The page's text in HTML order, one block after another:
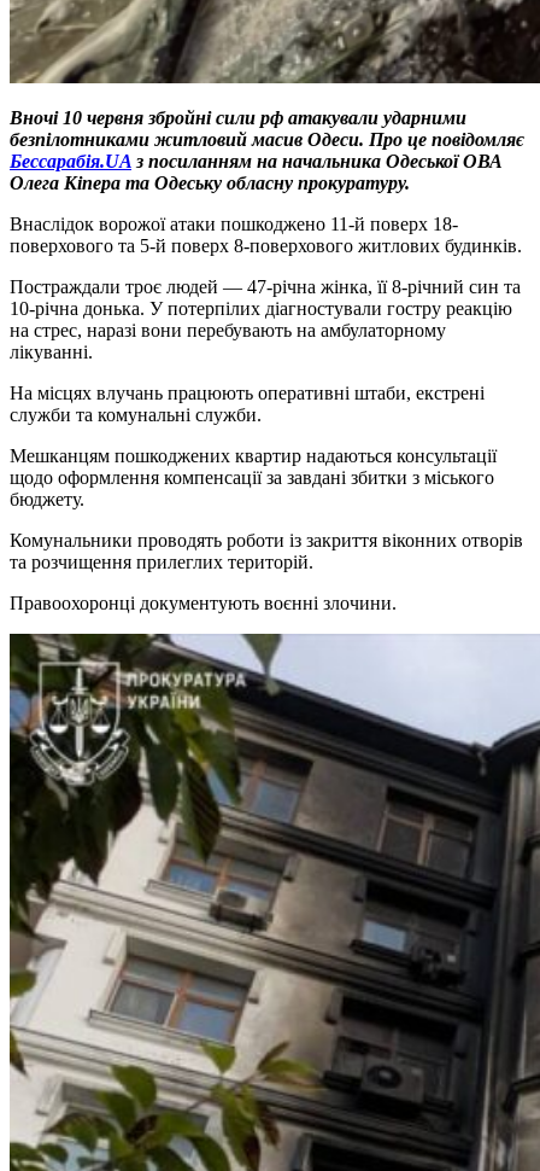
Вночі 10 червня збройні сили рф атакували ударними
безпілотниками житловий масив Одеси. Про це повідомляє
Бессарабія.UA з посиланням на начальника Одеської ОВА
Олега Кіпера та Одеську обласну прокуратуру.
Внаслідок ворожої атаки пошкоджено 11-й поверх 18-
поверхового та 5-й поверх 8-поверхового житлових будинків.
Постраждали троє людей — 47-річна жінка, її 8-річний син та
10-річна донька. У потерпілих діагностували гостру реакцію
на стрес, наразі вони перебувають на амбулаторному
лікуванні.
На місцях влучань працюють оперативні штаби, екстрені
служби та комунальні служби.
Мешканцям пошкоджених квартир надаються консультації
щодо оформлення компенсації за завдані збитки з міського
бюджету.
Комунальники проводять роботи із закриття віконних отворів
та розчищення прилеглих територій.
Правоохоронці документують воєнні злочини.